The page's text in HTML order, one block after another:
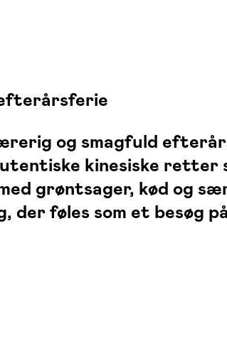
og smagfuld
kinesiske retter
grøntsager, kød og
der føles som et besøg